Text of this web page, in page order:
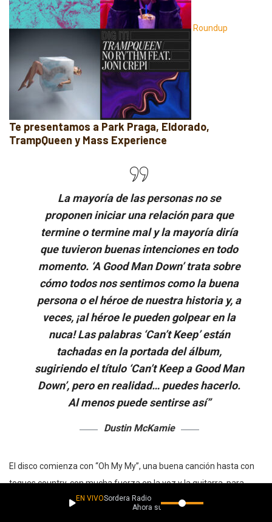
Roundup
Te presentamos a Park Praga, Eldorado,
TrampQueen y Mass Experience
La mayoría de las personas no se
proponen iniciar una relación para que
termine o termine mal y la mayoría diría
que tuvieron buenas intenciones en todo
momento. ‘A Good Man Down’ trata sobre
cómo todos nos sentimos como la buena
persona o el héroe de nuestra historia y, a
veces, ¡al héroe le pueden golpear en la
nuca! Las palabras ‘Can’t Keep’ están
tachadas en la portada del álbum,
sugiriendo el título ‘Can’t Keep a Good Man
Down’, pero en realidad… puedes hacerlo.
Al menos puede sentirse así”
Dustin McKamie
El disco comienza con “Oh My My”, una buena canción hasta con
toques country, con mucha fuerza en la voz y la guitarra, para
luego continuar con “Last Night”, canción melancólica, muy
EN VIVOSordera Radio
Ahora suena